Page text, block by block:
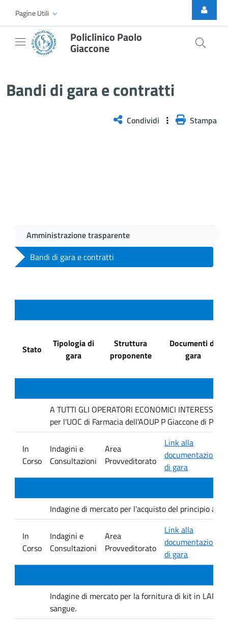
Skip to Main Content
Pagine Utili
Policlinico Paolo
Giaccone
Bandi di gara e contratti
Condividi Stampa
Amministrazione trasparente
Bandi di gara e contratti
Stato
Tipologia di
gara
Struttura
proponente
Documenti di
gara
A TUTTI GLI OPERATORI ECONOMICI
per l'UOC di Farmacia dell'AOUP P Giaccone di
In
Corso
Indagini e
Consultazioni
Area
Provveditorato
Link alla
documentazione
di gara
Indagine di mercato per l'acquisto del principio
In
Corso
Indagini e
Consultazioni
Area
Provveditorato
Link alla
documentazione
di gara
Indagine di mercato per la fornitura di kit in LAMP
sangue.